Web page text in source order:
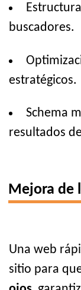
buscadores.
estratégicos.
Schema
resultados
Mejora de
Una web
sitio para